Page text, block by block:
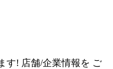
す! 店舗/企業情報を ご